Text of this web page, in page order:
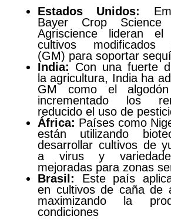
Estados Unidos:
Bayer Crop
Agriscience lideran el
cultivos modificados
(GM) para soportar
India: Con una fuerte
la agricultura, India ha
GM como el
incrementado los
reducido el uso de
África: Países como
están utilizando
desarrollar cultivos de
a virus y
mejoradas para zonas
Brasil: Este país
en cultivos de caña de
maximizando la
condiciones